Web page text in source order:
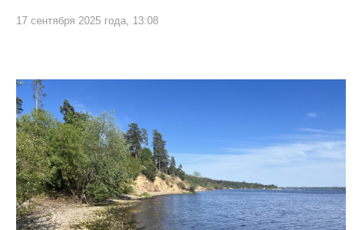
17 сентября 2025 года, 13:08